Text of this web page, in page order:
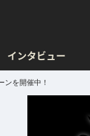
インタビュー
ンを開催中！